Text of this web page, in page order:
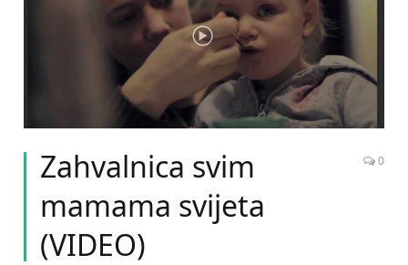
Zahvalnica svim
mamama svijeta
(VIDEO)
0